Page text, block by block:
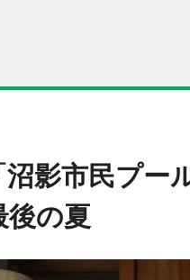
沼影市民プ
後の夏